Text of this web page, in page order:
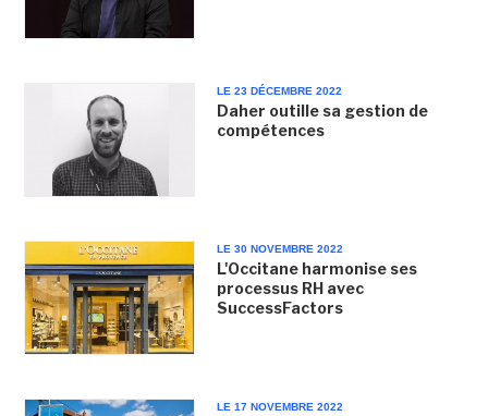
LE 23 DÉCEMBRE 2022
Daher outille sa gestion de
compétences
LE 30 NOVEMBRE 2022
L'Occitane harmonise ses
processus RH avec
SuccessFactors
LE 17 NOVEMBRE 2022